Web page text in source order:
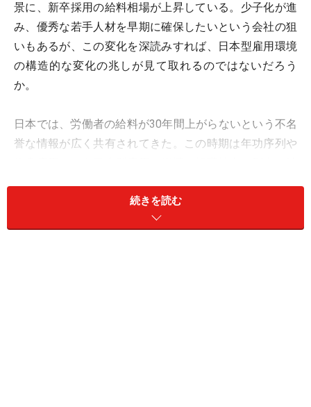
景に、新卒採用の給料相場が上昇している。少子化が進
み、優秀な若手人材を早期に確保したいという会社の狙
いもあるが、この変化を深読みすれば、日本型雇用環境
の構造的な変化の兆しが見て取れるのではないだろう
か。
日本では、労働者の給料が30年間上がらないという不名
誉な情報が広く共有されてきた。この時期は年功序列や
度に組み込まれるようになってからも年月が経過してい
る。新卒相場に起きた大きな変化の先に見えてくる「新
続きを読む